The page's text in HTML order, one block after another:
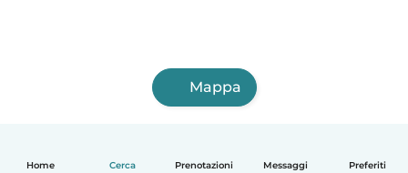
Home Cerca Prenotazioni Messaggi Preferiti
Mappa